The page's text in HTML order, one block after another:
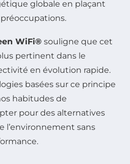
globale en plaçant
WiFi® souligne que cet
pertinent dans le
en évolution rapide.
basées sur ce principe
habitudes de
pour des alternatives
l’environnement sans